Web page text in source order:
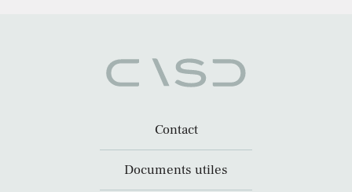
Contact
Documents utiles